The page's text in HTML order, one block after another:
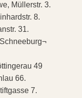
Müllerstr. 3.
8.
31.
49
66.
7.